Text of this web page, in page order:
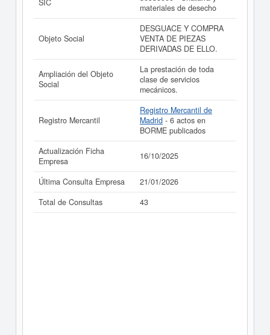
SIC
materiales de desecho
Objeto Social
DESGUACE Y COMPRA
VENTA DE PIEZAS
DERIVADAS DE ELLO.
Ampliación del Objeto
Social
La prestación de toda
clase de servicios
mecánicos.
Registro Mercantil
Registro Mercantil de
Madrid - 6 actos en
BORME publicados
Actualización Ficha
Empresa
16/10/2025
Última Consulta Empresa
21/01/2026
Total de Consultas
43